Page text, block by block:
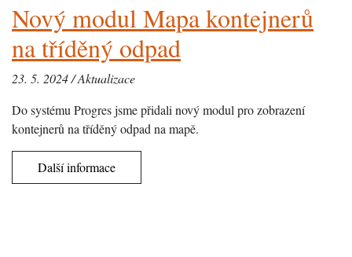
Nový modul Mapa kontejnerů
na tříděný odpad
23. 5. 2024 / Aktualizace
Do systému Progres jsme přidali nový modul pro zobrazení
kontejnerů na tříděný odpad na mapě.
Další informace